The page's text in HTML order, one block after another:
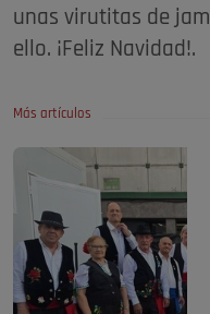
unas virutitas de
ello. ¡Feliz
Más artículos